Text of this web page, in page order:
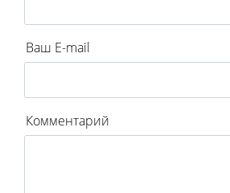
Ваш E-mail
Комментарий